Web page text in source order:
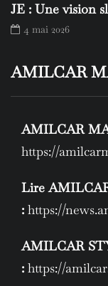
JE : Une vision
4 mai 2026
AMILCAR
AMILCAR
https://
Lire
: https://
AMILCAR
: https://